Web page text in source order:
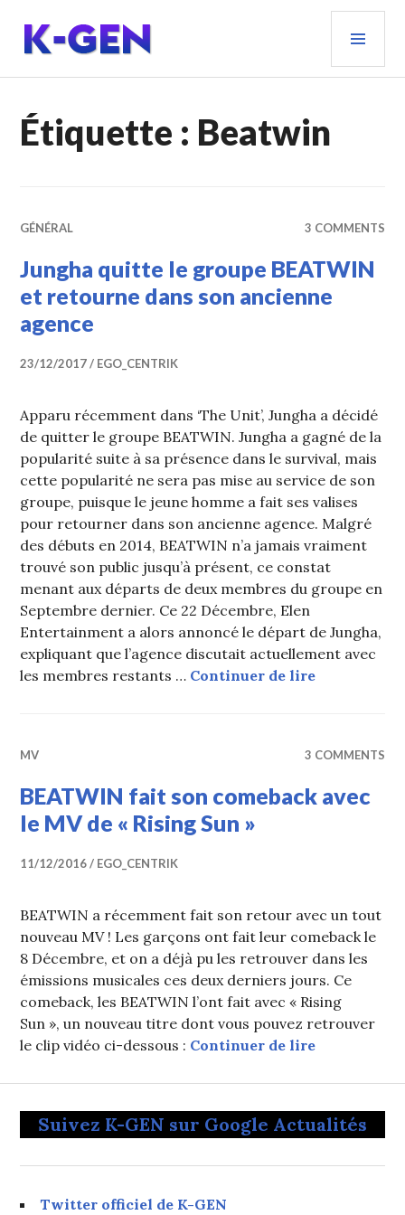
contenu
principal
K-GEN
Étiquette : Beatwin
GÉNÉRAL 3 COMMENTS
Jungha quitte le groupe BEATWIN
et retourne dans son ancienne
agence
23/12/2017 EGO_CENTRIK
Apparu récemment dans ‘The Unit’, Jungha a décidé
de quitter le groupe BEATWIN. Jungha a gagné de la
popularité suite à sa présence dans le survival, mais
cette popularité ne sera pas mise au service de son
groupe, puisque le jeune homme a fait ses valises
pour retourner dans son ancienne agence. Malgré
des débuts en 2014, BEATWIN n’a jamais vraiment
trouvé son public jusqu’à présent, ce constat
menant aux départs de deux membres du groupe en
Septembre dernier. Ce 22 Décembre, Elen
Entertainment a alors annoncé le départ de Jungha,
expliquant que l’agence discutait actuellement avec
les membres restants … Continuer de lireJungha
MV 3 COMMENTS
BEATWIN fait son comeback avec
le MV de « Rising Sun »
11/12/2016 EGO_CENTRIK
BEATWIN a récemment fait son retour avec un tout
nouveau MV ! Les garçons ont fait leur comeback le
8 Décembre, et on a déjà pu les retrouver dans les
émissions musicales ces deux derniers jours. Ce
comeback, les BEATWIN l’ont fait avec « Rising
Sun », un nouveau titre dont vous pouvez retrouver
le clip vidéo ci-dessous : Continuer de lireBEATWIN
Suivez K-GEN sur Google Actualités
Twitter officiel de K-GEN